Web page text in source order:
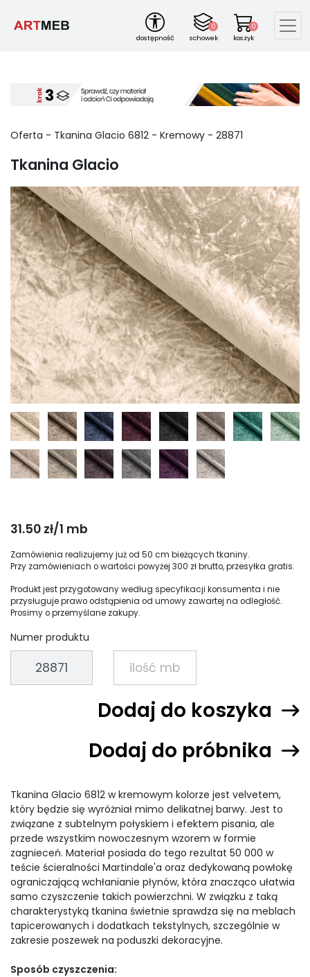
dostępność
0
schowek
0
koszyk
Oferta - Tkanina Glacio 6812 - Kremowy - 28871
Tkanina Glacio
+
31.50 zł/1 mb
Zamówienia realizujemy już od 50 cm bieżących tkaniny.
Przy zamówieniach o wartości powyżej 300 zł brutto, przesyłka gratis.
Produkt jest przygotowany według specyfikacji konsumenta i nie
przysługuje prawo odstąpienia od umowy zawartej na odległość.
Prosimy o przemyślane zakupy.
Numer produktu
Dodaj do koszyka
Dodaj do próbnika
Tkanina Glacio 6812 w kremowym kolorze jest velvetem,
który będzie się wyróżniał mimo delikatnej barwy. Jest to
związane z subtelnym połyskiem i efektem pisania, ale
przede wszystkim nowoczesnym wzorem w formie
zagnieceń. Materiał posiada do tego rezultat 50 000 w
teście ścieralności Martindale'a oraz dedykowaną powłokę
ograniczającą wchłanianie płynów, która znacząco ułatwia
samo czyszczenie takich powierzchni. W związku z taką
charakterystyką tkanina świetnie sprawdza się na meblach
tapicerowanych i dodatkach tekstylnych, szczególnie w
zakresie poszewek na poduszki dekoracyjne.
Sposób czyszczenia: